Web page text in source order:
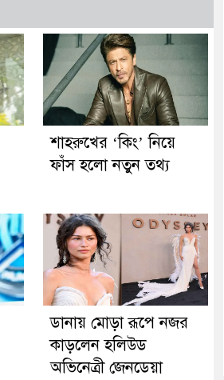
শাহরুখের ‘কিং’ নিয়ে
ফাঁস হলো নতুন তথ্য
ডানায় মোড়া রূপে নজর
কাড়লেন হলিউড
অভিনেত্রী জেনডেয়া